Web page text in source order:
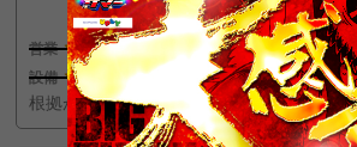
営業 2 接客
2
設備
根拠が乏しい為、全ての評価が無効となり